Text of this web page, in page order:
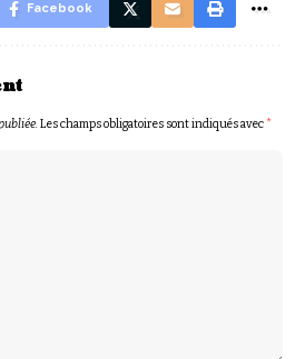
Facebook
Les champs obligatoires sont indiqués avec*